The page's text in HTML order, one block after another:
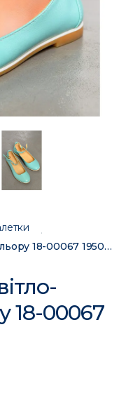
Балетки жіночі світло-зеленого кольору 18-00067 195066C
18-00067